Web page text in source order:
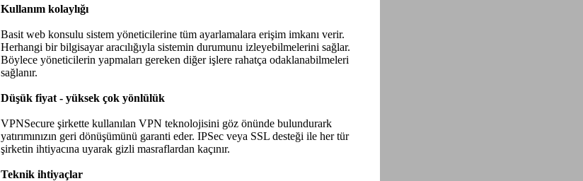
Kullanım kolaylığı
Basit web konsulu sistem yöneticilerine tüm ayarlamalara erişim imkanı verir.
Herhangi bir bilgisayar aracılığıyla sistemin durumunu izleyebilmelerini sağlar.
Böylece yöneticilerin yapmaları gereken diğer işlere rahatça odaklanabilmeleri
sağlanır.
Düşük fiyat - yüksek çok yönlülük
VPNSecure şirkette kullanılan VPN teknolojisini göz önünde bulundurark
yatırımınızın geri dönüşümünü garanti eder. IPSec veya SSL desteği ile her tür
şirketin ihtiyacına uyarak gizli masraflardan kaçınır.
Teknik ihtiyaçlar